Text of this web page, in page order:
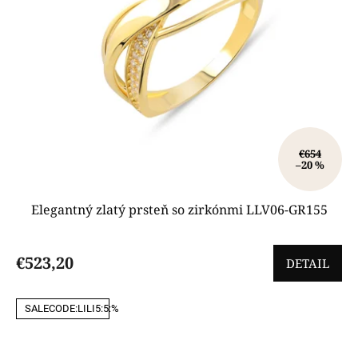
€654
–20 %
Elegantný zlatý prsteň so zirkónmi LLV06-GR155
€523,20 DETAIL
SALECODE:LILI5:5:%